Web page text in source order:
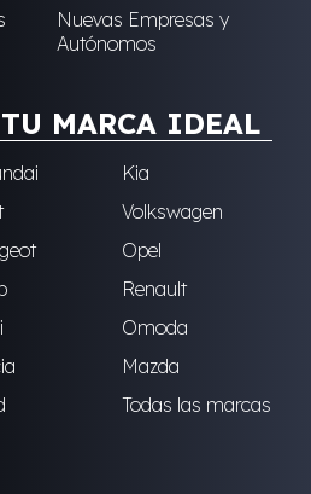
Nuevas Empresas y
Autónomos
MARCA IDEAL
Kia
Volkswagen
Opel
Renault
Omoda
Mazda
Todas las marcas